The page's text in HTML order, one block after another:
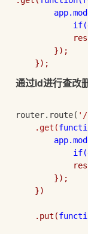
        });
    });
通过id进行查改
router.route( '/
    .get(
        });
    })
    .put(